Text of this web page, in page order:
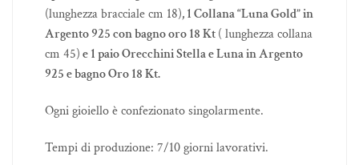
(lunghezza bracciale cm 18), 1 Collana “Luna Gold” in
Argento 925 con bagno oro 18 Kt( lunghezza collana
cm 45)e 1 paio Orecchini Stella e Luna in Argento
925 e bagno Oro 18 Kt.
Ogni gioiello è confezionato singolarmente.
Tempi di produzione: 7/10 giorni lavorativi.